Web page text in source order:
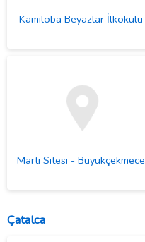
Kamiloba Beyazlar İlkokulu
Martı Sitesi - Büyükçekmece
Çatalca